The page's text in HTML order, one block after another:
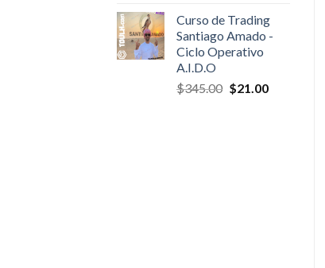
was:
$399.00.
is:
$25.00.
Curso de Trading
Santiago Amado -
Ciclo Operativo
A.I.D.O
$345.00 Original
$21.00Current